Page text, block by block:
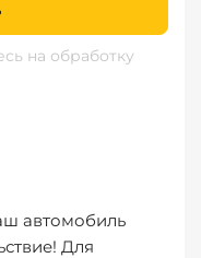
на обработку
автомобиль
Для